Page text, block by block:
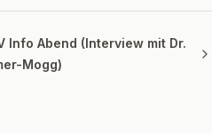
Info Abend (Interview mit Dr.
Mogg)